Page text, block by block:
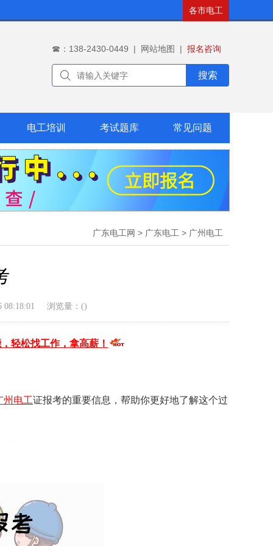
各市电工
☎：138-2430-0449 | 网站地图 | 报名咨询
搜索
电工培训 考试题库 常见问题
广东电工网 > 广东电工 > 广州电工
08:18:01 浏览量：()
轻松找工作，拿高薪！
州电工证报考的重要信息，帮助你更好地了解这个过